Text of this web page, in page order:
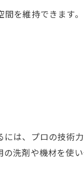
を維持できます。
は、プロの技術
洗剤や機材を使